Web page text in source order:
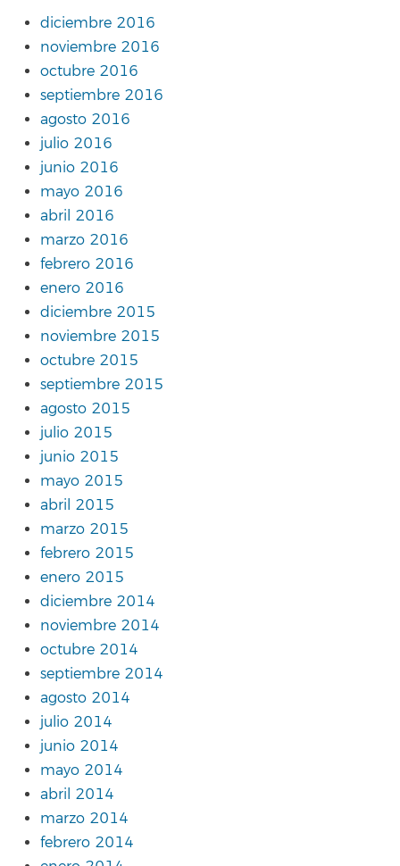
diciembre 2016
noviembre 2016
octubre 2016
septiembre 2016
agosto 2016
julio 2016
junio 2016
mayo 2016
abril 2016
marzo 2016
febrero 2016
enero 2016
diciembre 2015
noviembre 2015
octubre 2015
septiembre 2015
agosto 2015
julio 2015
junio 2015
mayo 2015
abril 2015
marzo 2015
febrero 2015
enero 2015
diciembre 2014
noviembre 2014
octubre 2014
septiembre 2014
agosto 2014
julio 2014
junio 2014
mayo 2014
abril 2014
marzo 2014
febrero 2014